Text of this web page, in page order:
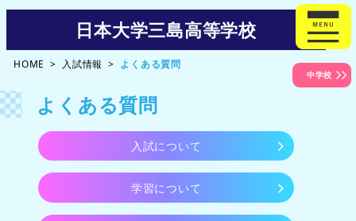
中学校
日本大学三島高等学校
HOME 入試情報 よくある質問
よくある質問
入試について
学習について